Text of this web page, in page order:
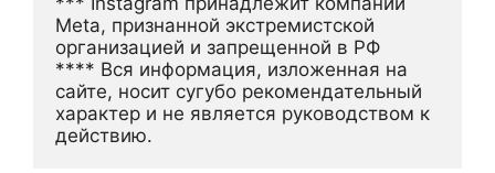
Meta, признанной экстремистской
организацией и запрещенной в РФ
**** Вся информация, изложенная на
сайте, носит сугубо рекомендательный
характер и не является руководством к
действию.